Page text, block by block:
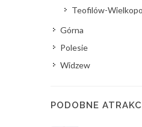
Teofilów-
Górna
Polesie
Widzew
PODOBNE